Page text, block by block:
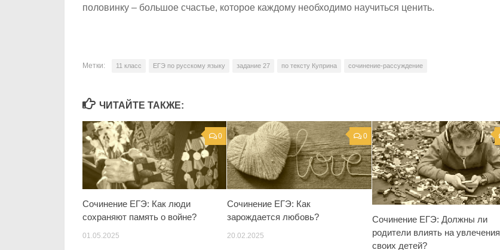
половинку – большое счастье, которое каждому необходимо научиться ценить.
Метки: 11 класс ЕГЭ по русскому языку задание 27 по тексту Куприна сочинение-рассуждение
ЧИТАЙТЕ ТАКЖЕ:
0
Сочинение ЕГЭ: Как люди
сохраняют память о войне?
01.05.2025
0
Сочинение ЕГЭ: Как
зарождается любовь?
20.02.2025
Сочинение ЕГЭ: Должны ли
родители влиять на увлечения
своих детей?